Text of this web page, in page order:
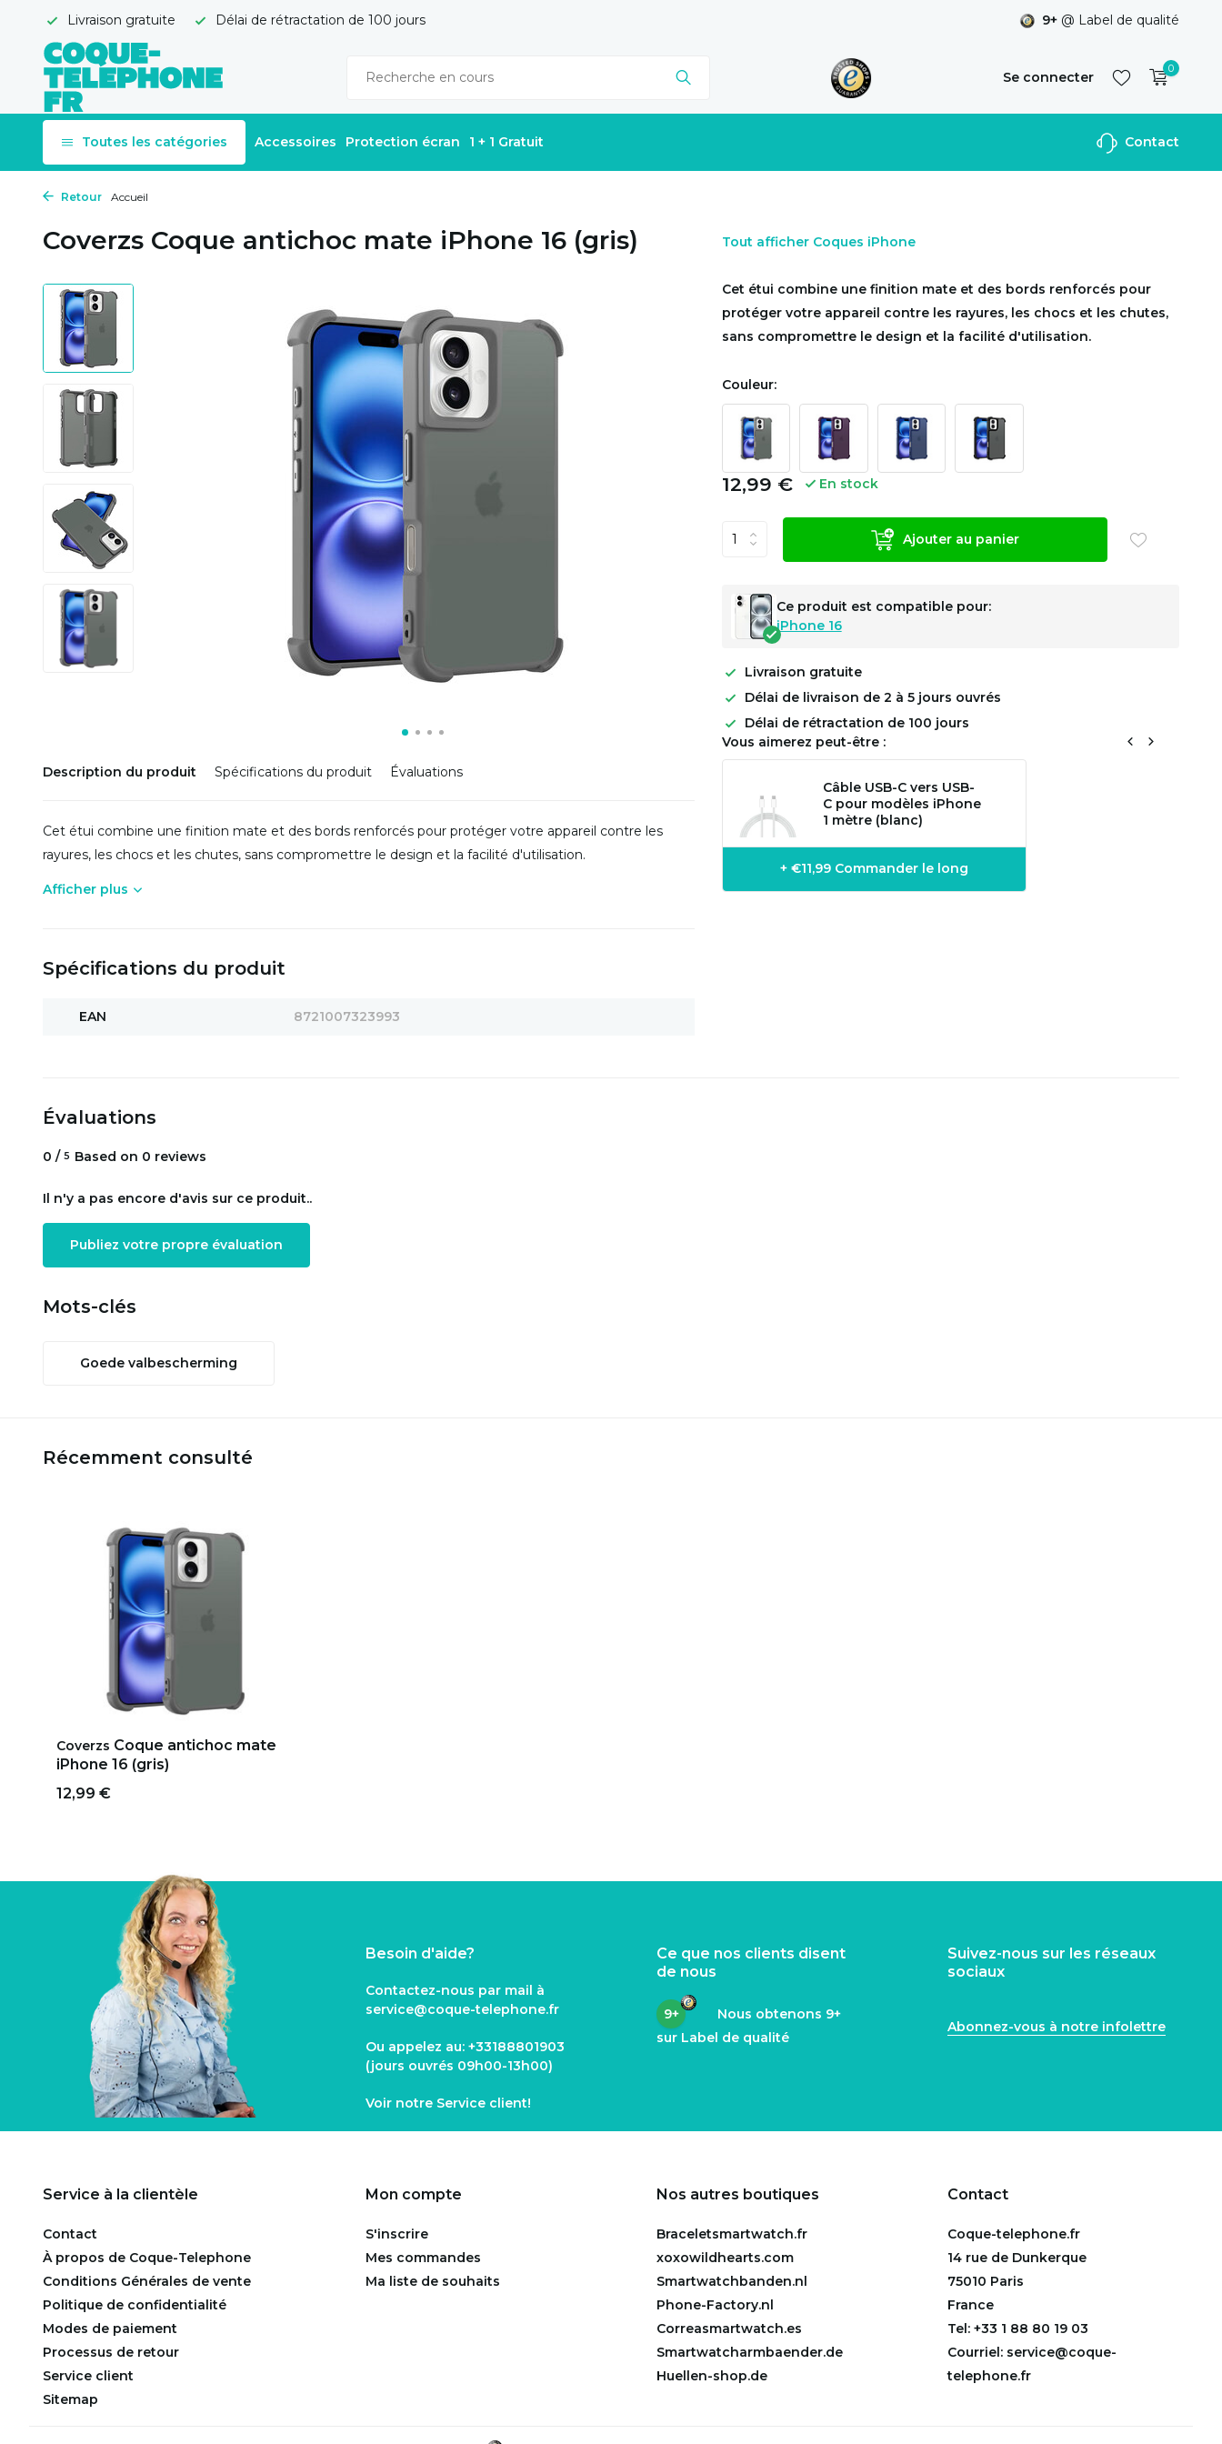
Livraison gratuite Délai de rétractation de 100 jours 9+ @ Label de qualité
Se connecter
S'inscrire
0
Toutes les catégories Accessoires Protection écran 1 + 1 Gratuit Contact
Retour Accueil
Coverzs Coque antichoc mate iPhone 16 (gris)
Description du produit Spécifications du produit Évaluations
Cet étui combine une finition mate et des bords renforcés pour protéger votre appareil contre les
rayures, les chocs et les chutes, sans compromettre le design et la facilité d'utilisation.
Afficher plus
Spécifications du produit
EAN 8721007323993
Tout afficher Coques iPhone
Cet étui combine une finition mate et des bords renforcés pour
protéger votre appareil contre les rayures, les chocs et les chutes,
sans compromettre le design et la facilité d'utilisation.
Couleur:
12,99 € En stock
Ajouter au panier
Ce produit est compatible pour:
iPhone 16
Livraison gratuite
Délai de livraison de 2 à 5 jours ouvrés
Délai de rétractation de 100 jours
Vous aimerez peut-être :
Câble USB-C vers USB-
C pour modèles iPhone
1 mètre (blanc)
+ €11,99 Commander le long
Évaluations
0 / 5 Based on 0 reviews
Il n'y a pas encore d'avis sur ce produit..
Publiez votre propre évaluation
Mots-clés
Goede valbescherming
Récemment consulté
Coverzs Coque antichoc mate
iPhone 16 (gris)
12,99 €
Besoin d'aide?
Contactez-nous par mail à
service@coque-telephone.fr
Ou appelez au: +33188801903
(jours ouvrés 09h00-13h00)
Voir notre Service client!
Ce que nos clients disent
de nous
9+ Nous obtenons 9+
sur Label de qualité
Suivez-nous sur les réseaux
sociaux
Abonnez-vous à notre infolettre
Service à la clientèle
Contact
À propos de Coque-Telephone
Conditions Générales de vente
Politique de confidentialité
Modes de paiement
Processus de retour
Service client
Sitemap
Mon compte
S'inscrire
Mes commandes
Ma liste de souhaits
Nos autres boutiques
Braceletsmartwatch.fr
xoxowildhearts.com
Smartwatchbanden.nl
Phone-Factory.nl
Correasmartwatch.es
Smartwatcharmbaender.de
Huellen-shop.de
Contact
Coque-telephone.fr
14 rue de Dunkerque
75010 Paris
France
Tel: +33 1 88 80 19 03
Courriel: service@coque-
telephone.fr